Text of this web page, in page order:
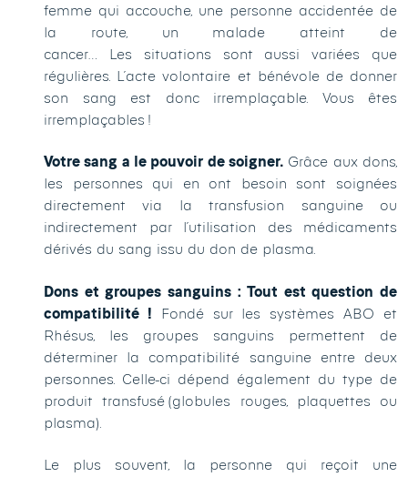
femme qui accouche, une personne accidentée de
la route, un malade atteint de
cancer… Les situations sont aussi variées que
régulières. L’acte volontaire et bénévole de donner
son sang est donc irremplaçable. Vous êtes
irremplaçables !
Votre sang a le pouvoir de soigner. Grâce aux dons,
les personnes qui en ont besoin sont soignées
directement via la transfusion sanguine ou
indirectement par l’utilisation des médicaments
dérivés du sang issu du don de plasma.
Dons et groupes sanguins : Tout est question de
compatibilité ! Fondé sur les systèmes ABO et
Rhésus, les groupes sanguins permettent de
déterminer la compatibilité sanguine entre deux
personnes. Celle-ci dépend également du type de
produit transfusé (globules rouges, plaquettes ou
plasma).
Le plus souvent, la personne qui reçoit une